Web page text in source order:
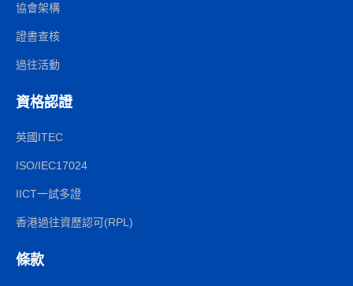
協會架構
證書查核
過往活動
資格認證
英國ITEC
ISO/IEC17024
IICT一試多證
香港過往資歷認可(RPL)
條款